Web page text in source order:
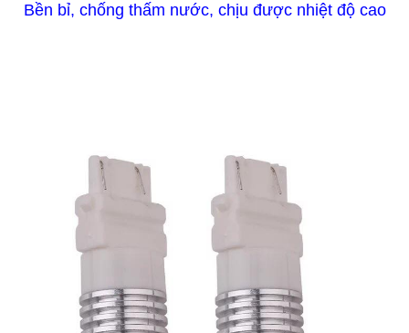
Bền bỉ, chống thấm nước, chịu được nhiệt độ cao